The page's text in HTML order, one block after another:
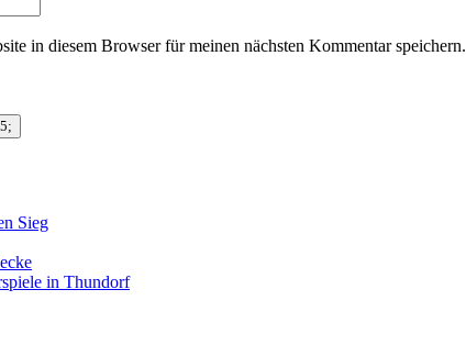
in diesem Browser für meinen nächsten Kommentar speichern.
Sieg
in Thundorf